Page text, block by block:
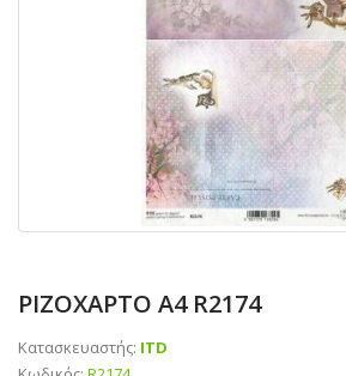
ΡΙΖΟΧΑΡΤΟ Α4 R2174
Κατασκευαστής: ITD